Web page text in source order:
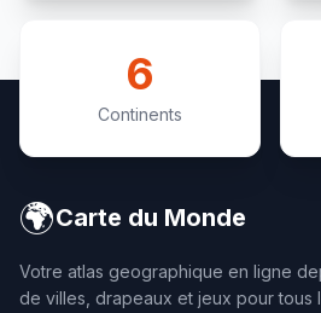
6
Continents
🌍Carte du Monde
Votre atlas geographique en ligne
de villes, drapeaux et jeux pour tous